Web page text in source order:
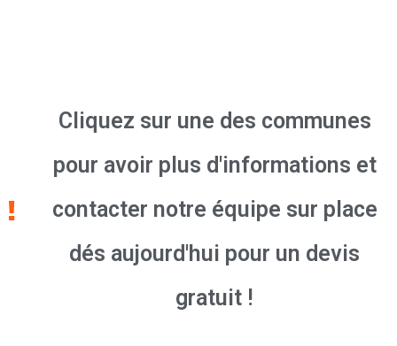
Cliquez sur une des communes
pour avoir plus d'informations et
contacter notre équipe sur place
dés aujourd'hui pour un devis
gratuit !